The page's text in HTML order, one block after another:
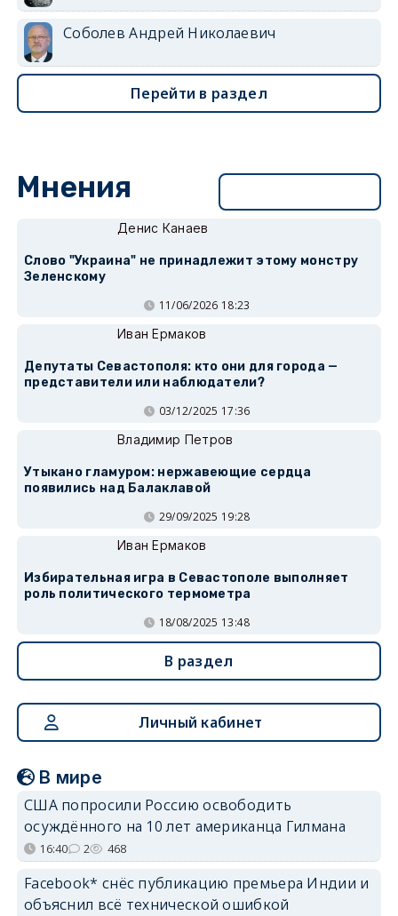
Соболев Андрей Николаевич
Перейти в раздел
Мнения
Денис Канаев
Слово "Украина" не принадлежит этому монстру
Зеленскому
11/06/2026 18:23
Иван Ермаков
Депутаты Севастополя: кто они для города —
представители или наблюдатели?
03/12/2025 17:36
Владимир Петров
Утыкано гламуром: нержавеющие сердца
появились над Балаклавой
29/09/2025 19:28
Иван Ермаков
Избирательная игра в Севастополе выполняет
роль политического термометра
18/08/2025 13:48
В раздел
Личный кабинет
В мире
США попросили Россию освободить
осуждённого на 10 лет американца Гилмана
16:40 2 468
Facebook* снёс публикацию премьера Индии и
объяснил всё технической ошибкой